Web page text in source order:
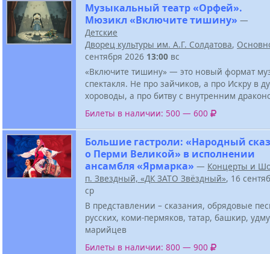
Музыкальный театр «Орфей».
Мюзикл «Включите тишину» —
Детские
Дворец культуры им. А.Г. Солдатова,
сентября 2026 13:00 вс
«Включите тишину» — это новый формат
спектакля. Не про зайчиков, а про Искру в
хороводы, а про битву с внутренним
Билеты в наличии: 500 — 600
Большие гастроли: «Народный сказ
о Перми Великой» в исполнении
ансамбля «Ярмарка» — Концерты и
п. Звездный, «ДК ЗАТО Звёздный», 16
ср
В представлении – сказания, обрядовые
русских, коми-пермяков, татар, башкир,
марийцев
Билеты в наличии: 800 — 900